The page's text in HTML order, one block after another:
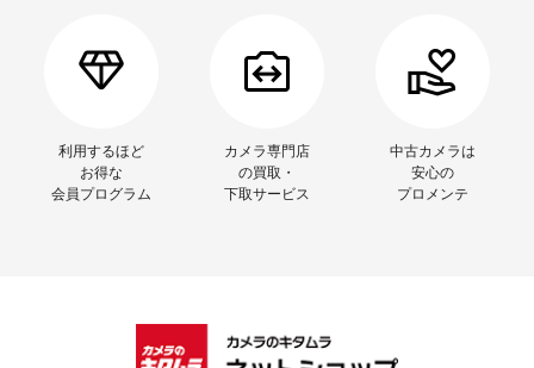
利用するほど
お得な
会員プログラム
カメラ専門店
の買取・
下取サービス
中古カメラは
安心の
プロメンテ